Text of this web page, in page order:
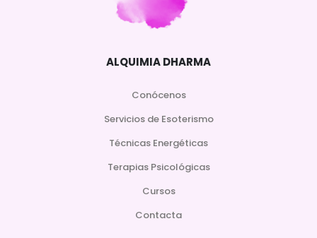
ALQUIMIA DHARMA
Conócenos
Servicios de Esoterismo
Técnicas Energéticas
Terapias Psicológicas
Cursos
Contacta